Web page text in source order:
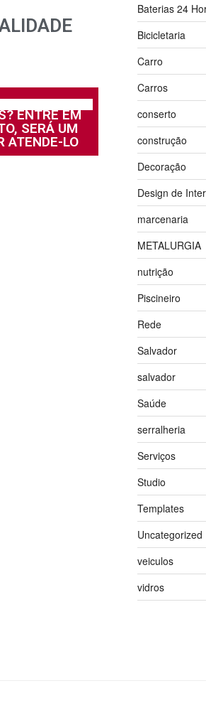
ENTRE EM
SERÁ UM
ATENDE-LO
Baterias 24
Bicicletaria
Carro
Carros
conserto
construção
Decoração
Design de
marcenaria
METALURGIA
nutrição
Piscineiro
Rede
Salvador
salvador
Saúde
serralheria
Serviços
Studio
Templates
Uncategorized
veiculos
vidros